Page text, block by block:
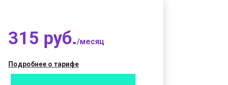
315 руб./месяц
Подробнее о тарифе